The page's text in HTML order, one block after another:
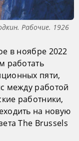
Рабочие. 1926
в ноябре 2022
работать
пяти,
между работой
работники,
на новую
The Brussels